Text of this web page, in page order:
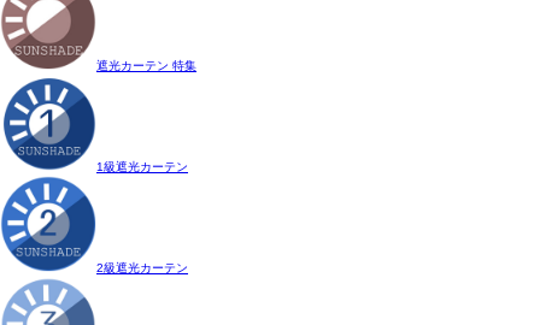
遮光カーテン 特集
1級遮光カーテン
2級遮光カーテン